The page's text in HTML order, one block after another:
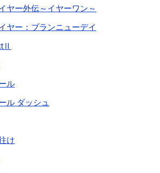
ヤー外伝～イヤーワン～
ヤー：ブランニューデイ
ル
ル ダッシュ
け